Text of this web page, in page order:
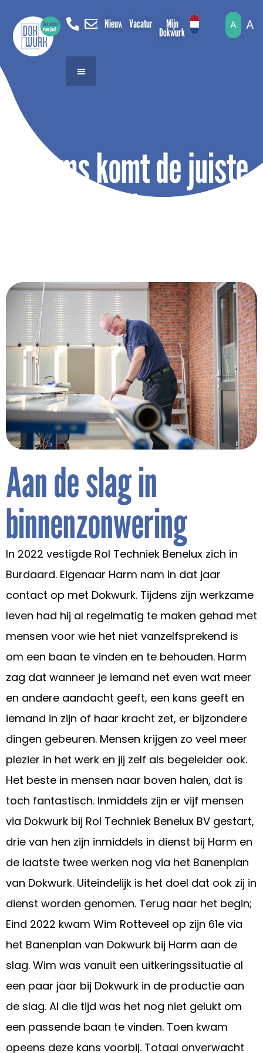
Nieuws Vacatures Mijn
Dokwurk
A A
" Soms komt de juiste
kans precies op het
Aan de slag in
binnenzonwering
In 2022 vestigde Rol Techniek Benelux zich in
Burdaard. Eigenaar Harm nam in dat jaar
contact op met Dokwurk. Tijdens zijn werkzame
leven had hij al regelmatig te maken gehad met
mensen voor wie het niet vanzelfsprekend is
om een baan te vinden en te behouden. Harm
zag dat wanneer je iemand net even wat meer
en andere aandacht geeft, een kans geeft en
iemand in zijn of haar kracht zet, er bijzondere
dingen gebeuren. Mensen krijgen zo veel meer
plezier in het werk en jij zelf als begeleider ook.
Het beste in mensen naar boven halen, dat is
toch fantastisch. Inmiddels zijn er vijf mensen
via Dokwurk bij Rol Techniek Benelux BV gestart,
drie van hen zijn inmiddels in dienst bij Harm en
de laatste twee werken nog via het Banenplan
van Dokwurk. Uiteindelijk is het doel dat ook zij in
dienst worden genomen. Terug naar het begin;
Eind 2022 kwam Wim Rotteveel op zijn 61e via
het Banenplan van Dokwurk bij Harm aan de
slag. Wim was vanuit een uitkeringssituatie al
een paar jaar bij Dokwurk in de productie aan
de slag. Al die tijd was het nog niet gelukt om
een passende baan te vinden. Toen kwam
opeens deze kans voorbij. Totaal onverwacht